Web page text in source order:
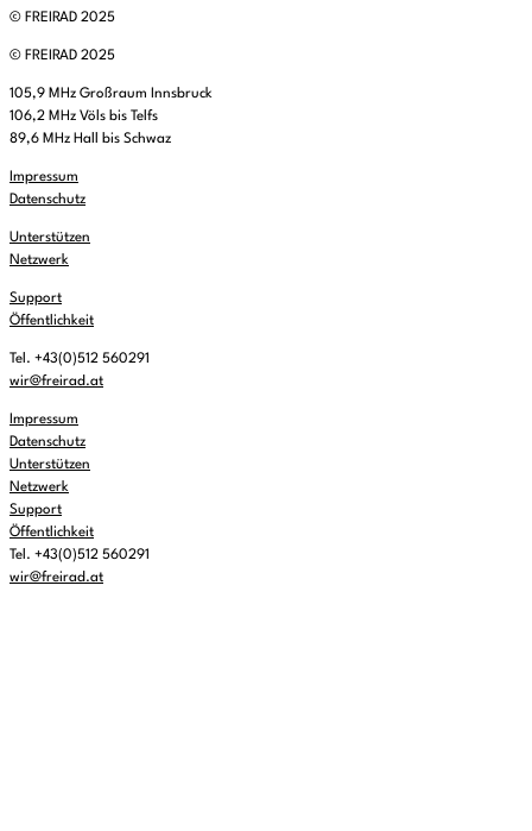
© FREIRAD 2025
© FREIRAD 2025
105,9 MHz Großraum Innsbruck
106,2 MHz Völs bis Telfs
89,6 MHz Hall bis Schwaz
Impressum
Datenschutz
Unterstützen
Netzwerk
Support
Öffentlichkeit
Tel. +43(0)512 560291
wir@freirad.at
Impressum
Datenschutz
Unterstützen
Netzwerk
Support
Öffentlichkeit
Tel. +43(0)512 560291
wir@freirad.at